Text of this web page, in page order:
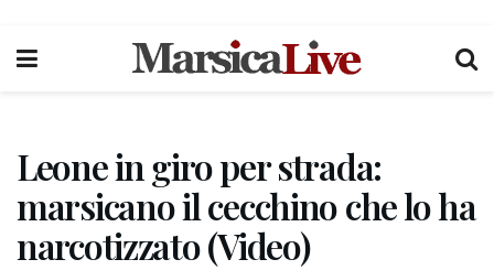
Leone in giro per strada:
marsicano il cecchino che lo ha
narcotizzato (Video)